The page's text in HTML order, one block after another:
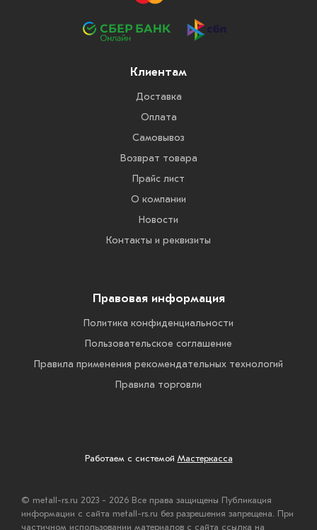
Клиентам
Доставка
Оплата
Самовывоз
Возврат товара
Прайс лист
О компании
Новости
Контакты и реквизиты
Правовая информация
Политика конфиденциальности
Пользовательское соглашение
Правила применения рекомендательных технологий
Правила торговли
Работаем с системой Мастеркасса
© metall-rs.ru 2023 - 2026 Все права защищены Публикация
информации с сайта metall-rs.ru без разрешения запрещена. При
частичном использовании материалов с сайта ссылка на